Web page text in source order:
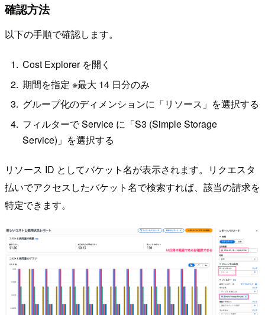
確認方法
以下の手順で確認します。
Cost Explorer を開く
期間を指定 ※最大 14 日分のみ
グループ化のディメンションに「リソース」を選択する
フィルターで Service に「S3 (Simple Storage
Service)」を選択する
リソース ID としてバケット名が表示されます。リクエスタ
払いでアクセスしたバケット名で検索すれば、該当の請求を
特定できます。